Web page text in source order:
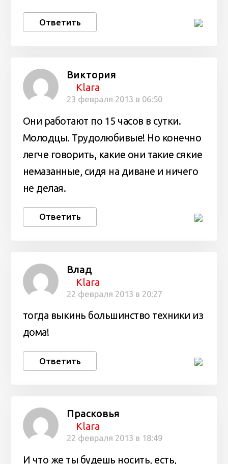
Ответить
Виктория
Klara
23 февраля 2013 в 06:50
Они работают по 15 часов в сутки.
Молодцы. Трудолюбивые! Но конечно
легче говорить, какие они такие сякие
немазанные, сидя на диване и ничего
не делая.
Ответить
Влад
Klara
22 февраля 2013 в 20:27
тогда выкинь большинство техники из
дома!
Ответить
Прасковья
Klara
22 февраля 2013 в 18:49
И что же ты будешь носить, есть,